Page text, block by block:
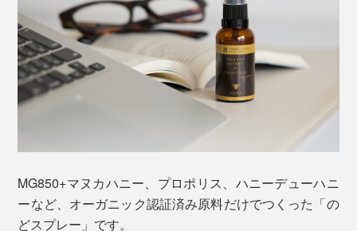
MG850+マヌカハニー、プロポリス、ハニーデューハニ
ーなど、オーガニック認証済み原料だけでつくった「の
どスプレー」です。